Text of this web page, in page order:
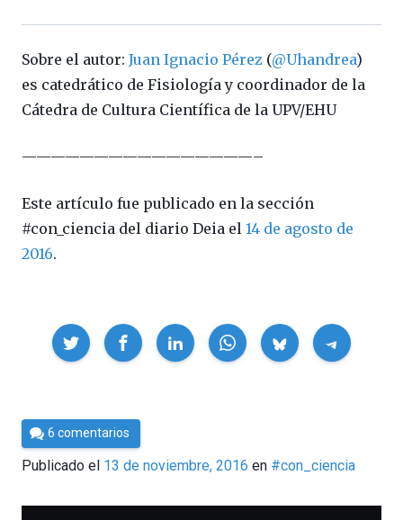
Sobre el autor: Juan Ignacio Pérez (@Uhandrea)
es catedrático de Fisiología y coordinador de la
Cátedra de Cultura Científica de la UPV/EHU
————————————————–
Este artículo fue publicado en la sección
#con_ciencia del diario Deia el 14 de agosto de
2016.
Compartir
Por
Cultura
Cientifica
6 comentarios
Publicado el 13 de noviembre, 2016 en #con_ciencia